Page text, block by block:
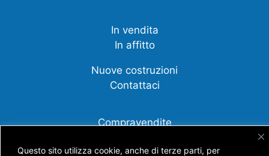
Questo sito utilizza cookie, anche di terze parti, per
In vendita
In affitto
Nuove costruzioni
Contattaci
Compravendite